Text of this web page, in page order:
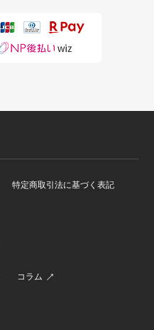
特定商取引法に基づく表記
コラム